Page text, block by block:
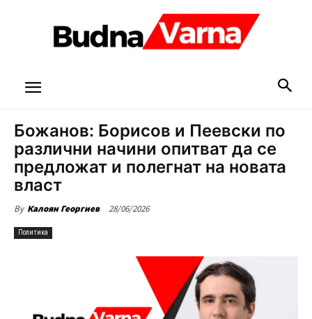
Божанов: Борисов и Пеевски по
различни начини опитват да се
предложат и полегнат на новата
власт
By Калоян Георгиев 28/06/2026
Политика